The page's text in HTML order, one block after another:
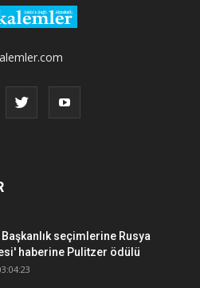
Başkanlık seçimlerine Rusya
haberine Pulitzer ödülü